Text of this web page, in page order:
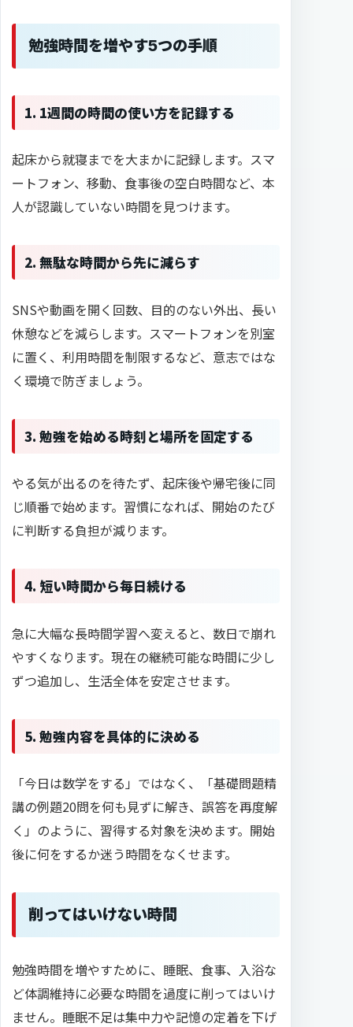
勉強時間を増やす5つの手順
1. 1週間の時間の使い方を記録する
起床から就寝までを大まかに記録します。スマ
ートフォン、移動、食事後の空白時間など、本
人が認識していない時間を見つけます。
2. 無駄な時間から先に減らす
SNSや動画を開く回数、目的のない外出、長い
休憩などを減らします。スマートフォンを別室
に置く、利用時間を制限するなど、意志ではな
く環境で防ぎましょう。
3. 勉強を始める時刻と場所を固定する
やる気が出るのを待たず、起床後や帰宅後に同
じ順番で始めます。習慣になれば、開始のたび
に判断する負担が減ります。
4. 短い時間から毎日続ける
急に大幅な長時間学習へ変えると、数日で崩れ
やすくなります。現在の継続可能な時間に少し
ずつ追加し、生活全体を安定させます。
5. 勉強内容を具体的に決める
「今日は数学をする」ではなく、「基礎問題精
講の例題20問を何も見ずに解き、誤答を再度解
く」のように、習得する対象を決めます。開始
後に何をするか迷う時間をなくせます。
削ってはいけない時間
勉強時間を増やすために、睡眠、食事、入浴な
ど体調維持に必要な時間を過度に削ってはいけ
ません。睡眠不足は集中力や記憶の定着を下げ